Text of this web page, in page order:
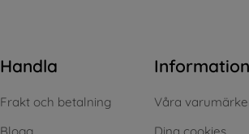
Handla
Frakt och betalning
Information
Våra